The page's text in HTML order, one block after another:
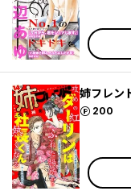
姉フレ
200
ポイント